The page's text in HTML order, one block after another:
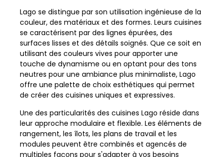
Lago se distingue par son utilisation ingénieuse de la
couleur, des matériaux et des formes. Leurs cuisines
se caractérisent par des lignes épurées, des
surfaces lisses et des détails soignés. Que ce soit en
utilisant des couleurs vives pour apporter une
touche de dynamisme ou en optant pour des tons
neutres pour une ambiance plus minimaliste, Lago
offre une palette de choix esthétiques qui permet
de créer des cuisines uniques et expressives.
Une des particularités des cuisines Lago réside dans
leur approche modulaire et flexible. Les éléments de
rangement, les îlots, les plans de travail et les
modules peuvent être combinés et agencés de
multiples façons pour s'adapter à vos besoins